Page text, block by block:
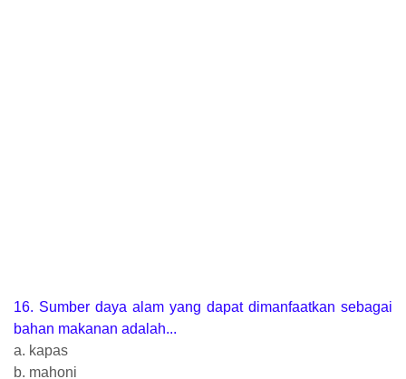
16. Sumber daya alam yang dapat dimanfaatkan sebagai
bahan makanan adalah...
a. kapas
b. mahoni